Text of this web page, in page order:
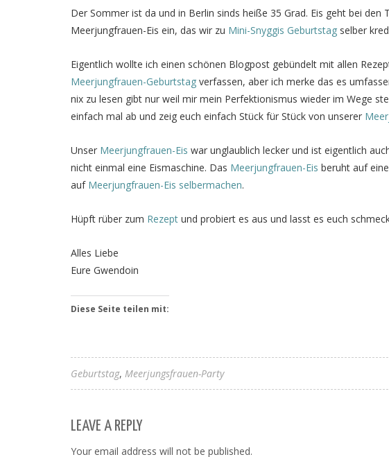
Der Sommer ist da und in Berlin sinds heiße 35 Grad. Eis geht bei
Meerjungfrauen-Eis ein, das wir zu Mini-Snyggis Geburtstag selber
Eigentlich wollte ich einen schönen Blogpost gebündelt mit allen
Meerjungfrauen-Geburtstag verfassen, aber ich merke das es
nix zu lesen gibt nur weil mir mein Perfektionismus wieder im Wege
einfach mal ab und zeig euch einfach Stück für Stück von unserer
Unser Meerjungfrauen-Eis war unglaublich lecker und ist eigentlich
nicht einmal eine Eismaschine. Das Meerjungfrauen-Eis beruht auf
auf Meerjungfrauen-Eis selbermachen.
Hüpft rüber zum Rezept und probiert es aus und lasst es euch
Alles Liebe
Eure Gwendoin
Diese Seite teilen mit:
Geburtstag Meerjungsfrauen-Party
LEAVE A REPLY
Your email address will not be published.